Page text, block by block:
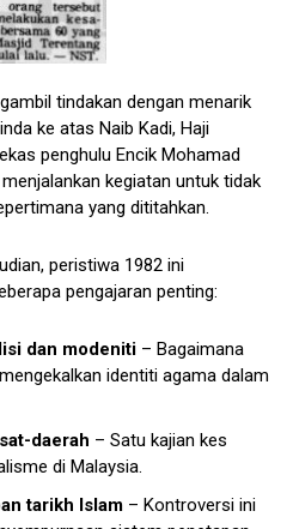
tindakan dengan menarik
ke atas Naib Kadi, Haji
penghulu Encik Mohamad
kegiatan untuk tidak
yang dititahkan.
peristiwa 1982 ini
pengajaran penting:
dan modeniti – Bagaimana
identiti agama dalam
daerah – Satu kajian kes
di Malaysia.
tarikh Islam – Kontroversi ini